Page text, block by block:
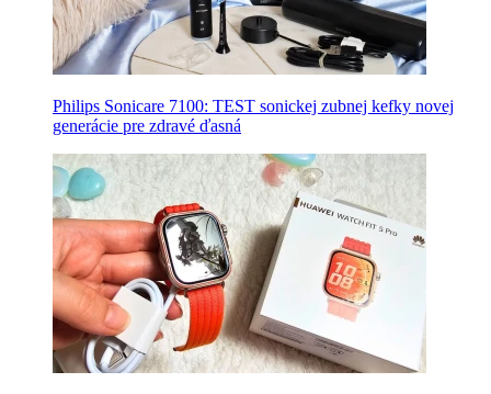
Philips Sonicare 7100: TEST sonickej zubnej kefky novej
generácie pre zdravé ďasná